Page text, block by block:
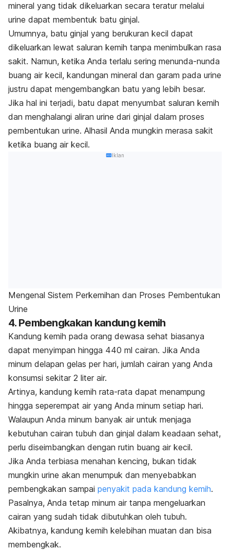
mineral yang tidak dikeluarkan secara teratur melalui
urine dapat membentuk batu ginjal.
Umumnya, batu ginjal yang berukuran kecil dapat
dikeluarkan lewat saluran kemih tanpa menimbulkan rasa
sakit. Namun, ketika Anda terlalu sering menunda-nunda
buang air kecil, kandungan mineral dan garam pada urine
justru dapat mengembangkan batu yang lebih besar.
Jika hal ini terjadi, batu dapat menyumbat saluran kemih
dan menghalangi aliran urine dari ginjal dalam proses
pembentukan urine. Alhasil Anda mungkin merasa sakit
ketika buang air kecil.
Iklan
Mengenal Sistem Perkemihan dan Proses Pembentukan
Urine
4. Pembengkakan kandung kemih
Kandung kemih pada orang dewasa sehat biasanya
dapat menyimpan hingga 440 ml cairan. Jika Anda
minum delapan gelas per hari, jumlah cairan yang Anda
konsumsi sekitar 2 liter air.
Artinya, kandung kemih rata-rata dapat menampung
hingga seperempat air yang Anda minum setiap hari.
Walaupun Anda minum banyak air untuk menjaga
kebutuhan cairan tubuh dan ginjal dalam keadaan sehat,
perlu diseimbangkan dengan rutin buang air kecil.
Jika Anda terbiasa menahan kencing, bukan tidak
mungkin urine akan menumpuk dan menyebabkan
pembengkakan sampai penyakit pada kandung kemih.
Pasalnya, Anda tetap minum air tanpa mengeluarkan
cairan yang sudah tidak dibutuhkan oleh tubuh.
Akibatnya, kandung kemih kelebihan muatan dan bisa
membengkak.